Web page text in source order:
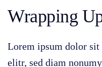
Wrapping
Lorem ipsum dolor sit
elitr, sed diam